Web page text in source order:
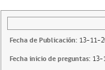
Fecha de Publicación: 13-11-
Fecha inicio de preguntas: 13-